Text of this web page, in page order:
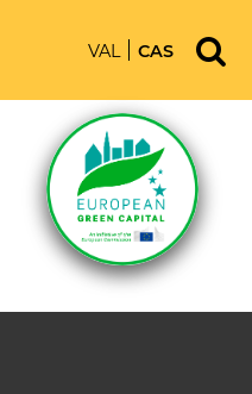
VAL CAS